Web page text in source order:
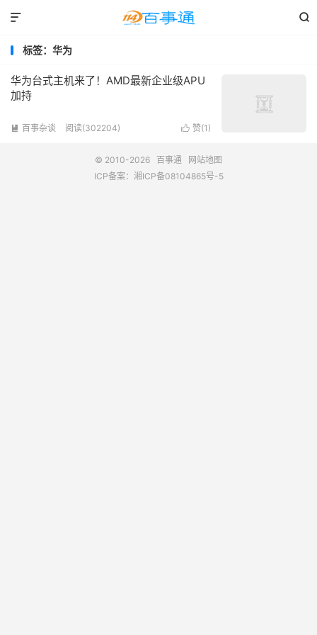


标签：华为
华为台式主机来了！AMD最新企业级APU
加持
 赞(1 )
 百事杂谈 阅读(302204)
© 2010-2026 百事通
网站地图
ICP备案： 湘ICP备08104865号-5